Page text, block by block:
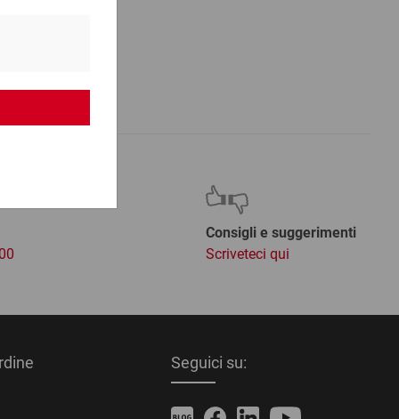
Consigli e suggerimenti
Scriveteci qui
Seguici su: